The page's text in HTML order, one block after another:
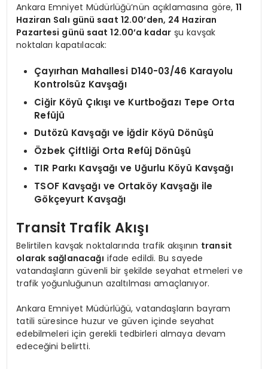
Ankara Emniyet Müdürlüğü’nün açıklamasına göre,11
Haziran Salı günü saat 12.00’den, 24 Haziran
Pazartesi günü saat 12.00’a kadar şu kavşak
noktaları kapatılacak:
Çayırhan Mahallesi D140-03/46 Karayolu
Kontrolsüz Kavşağı
Ciğir Köyü Çıkışı ve Kurtboğazı Tepe Orta
Refüjü
Dutözü Kavşağı ve İğdir Köyü Dönüşü
Özbek Çiftliği Orta Refüj Dönüşü
TIR Parkı Kavşağı ve Uğurlu Köyü Kavşağı
TSOF Kavşağı ve Ortaköy Kavşağı ile
Gökçeyurt Kavşağı
Transit Trafik Akışı
Belirtilen kavşak noktalarında trafik akışının transit
olarak sağlanacağı ifade edildi. Bu sayede
vatandaşların güvenli bir şekilde seyahat etmeleri ve
trafik yoğunluğunun azaltılması amaçlanıyor.
Ankara Emniyet Müdürlüğü, vatandaşların bayram
tatili süresince huzur ve güven içinde seyahat
edebilmeleri için gerekli tedbirleri almaya devam
edeceğini belirtti.